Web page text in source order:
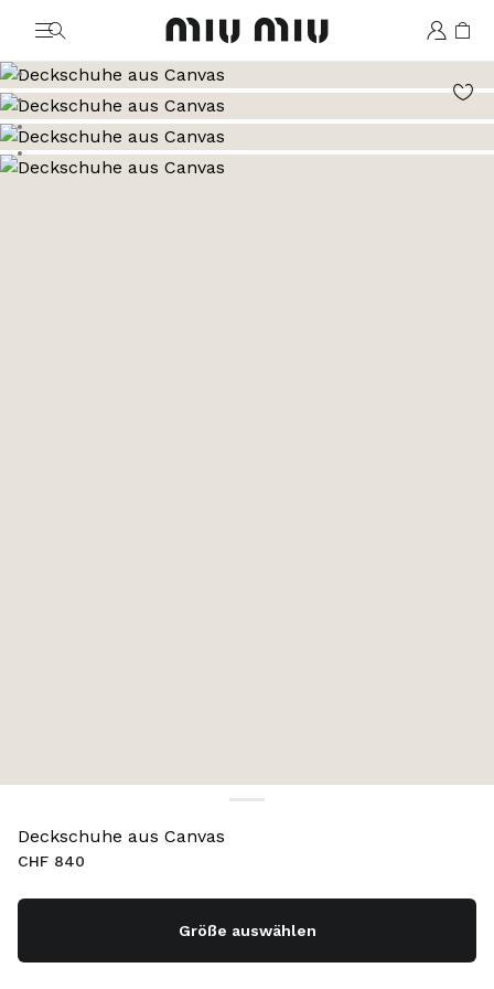
MiuMiu logo
Zum Bild 1
Zum Bild 2
Zum Bild 3
Zum Bild 4
Zum Bild 5
Deckschuhe aus Canvas
CHF 840
Größe auswählen